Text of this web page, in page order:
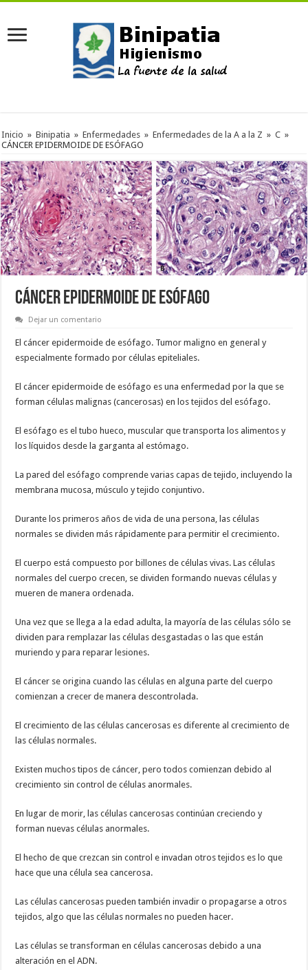
Inicio » Binipatia » Enfermedades » Enfermedades de la A a la Z » C »
CÁNCER EPIDERMOIDE DE ESÓFAGO
CÁNCER EPIDERMOIDE DE ESÓFAGO
Dejar un comentario
El cáncer epidermoide de esófago. Tumor maligno en general y
especialmente formado por células epiteliales.
El cáncer epidermoide de esófago es una enfermedad por la que se
forman células malignas (cancerosas) en los tejidos del esófago.
El esófago es el tubo hueco, muscular que transporta los alimentos y
los líquidos desde la garganta al estómago.
La pared del esófago comprende varias capas de tejido, incluyendo la
membrana mucosa, músculo y tejido conjuntivo.
Durante los primeros años de vida de una persona, las células
normales se dividen más rápidamente para permitir el crecimiento.
El cuerpo está compuesto por billones de células vivas. Las células
normales del cuerpo crecen, se dividen formando nuevas células y
mueren de manera ordenada.
Una vez que se llega a la edad adulta, la mayoría de las células sólo se
dividen para remplazar las células desgastadas o las que están
muriendo y para reparar lesiones.
El cáncer se origina cuando las células en alguna parte del cuerpo
comienzan a crecer de manera descontrolada.
El crecimiento de las células cancerosas es diferente al crecimiento de
las células normales.
Existen muchos tipos de cáncer, pero todos comienzan debido al
crecimiento sin control de células anormales.
En lugar de morir, las células cancerosas continúan creciendo y
forman nuevas células anormales.
El hecho de que crezcan sin control e invadan otros tejidos es lo que
hace que una célula sea cancerosa.
Las células cancerosas pueden también invadir o propagarse a otros
tejidos, algo que las células normales no pueden hacer.
Las células se transforman en células cancerosas debido a una
alteración en el ADN.